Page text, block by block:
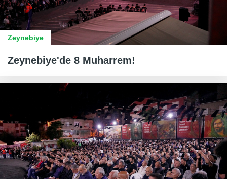
Zeynebiye
Zeynebiye'de 8 Muharrem!